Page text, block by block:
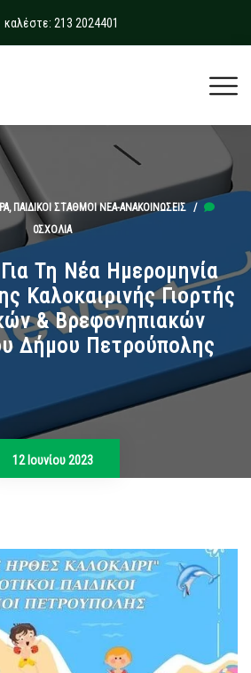
καλέστε: 213 2024401
, ΠΑΙΔΙΚΟΊ ΣΤΑΘΜΟΊ ΝΈΑ-ΑΝΑΚΟΙΝΏΣΕΙΣ/
0ΣΧΌΛΙΑ
Τη Νέα Ημερομηνία
Καλοκαιρινής Γιορτής
& Βρεφονηπιακών
Δήμου Πετρούπολης
12 Ιουνίου 2023